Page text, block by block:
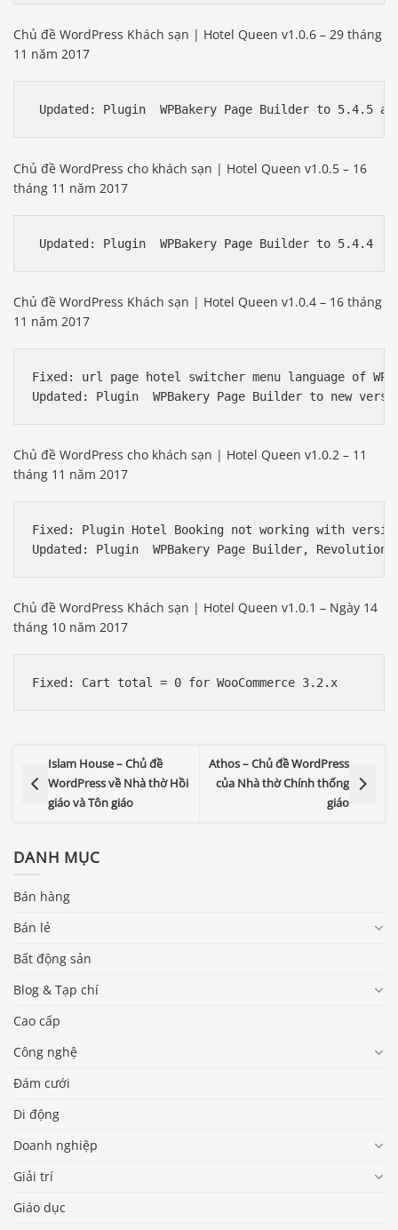
Chủ đề WordPress Khách sạn | Hotel Queen v1.0.6 – 29 tháng
11 năm 2017
Chủ đề WordPress cho khách sạn | Hotel Queen v1.0.5 – 16
tháng 11 năm 2017
Chủ đề WordPress Khách sạn | Hotel Queen v1.0.4 – 16 tháng
11 năm 2017
Fixed: url page hotel switcher menu language of
Chủ đề WordPress cho khách sạn | Hotel Queen v1.0.2 – 11
tháng 11 năm 2017
Fixed: Plugin Hotel Booking not working with
Chủ đề WordPress Khách sạn | Hotel Queen v1.0.1 – Ngày 14
tháng 10 năm 2017
Islam House – Chủ đề
WordPress về Nhà thờ Hồi
giáo và Tôn giáo
Athos – Chủ đề WordPress
của Nhà thờ Chính thống
giáo
DANH MỤC
Bán hàng
Bán lẻ
Bất động sản
Blog & Tạp chí
Cao cấp
Công nghệ
Đám cưới
Di động
Doanh nghiệp
Giải trí
Giáo dục